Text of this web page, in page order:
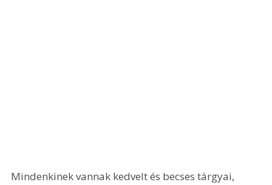
Mindenkinek vannak kedvelt és becses tárgyai,